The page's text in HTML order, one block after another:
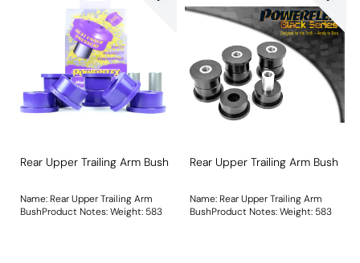
Rear Upper Trailing Arm Bush
Name: Rear Upper Trailing Arm
BushProduct Notes: Weight: 583
Rear Upper Trailing Arm Bush
Name: Rear Upper Trailing Arm
BushProduct Notes: Weight: 583